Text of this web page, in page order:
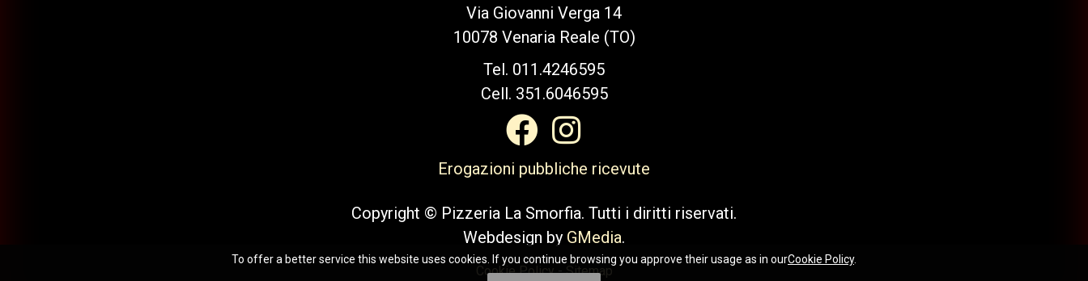
Via Giovanni Verga 14
10078 Venaria Reale (TO)
Tel. 011.4246595
Cell. 351.6046595
Erogazioni pubbliche ricevute
Copyright © Pizzeria La Smorfia. Tutti i diritti riservati.
Webdesign by GMedia.
Cookie Policy-Sitemap
To offer a better service this website uses cookies. If you continue browsing you approve their usage as in ourCookie Policy.